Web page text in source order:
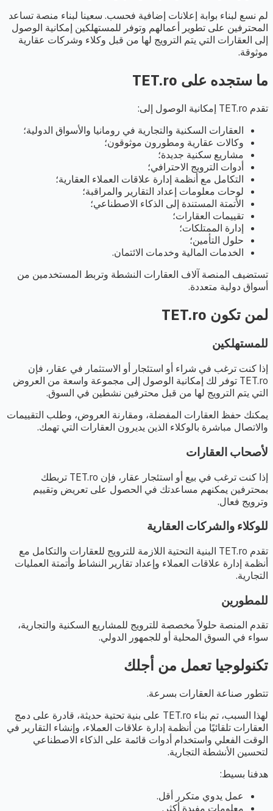
لم نسع لبناء بوابة إعلانات إضافية فحسب. سعينا لبناء منصة تساعد
المحترفين على تطوير أعمالهم وتوفر للمستهلكين إمكانية الوصول
إلى العقارات التي يتم الترويج لها من قبل وكلاء وشركات عقارية
موثوقة.
ما ستجده على TET.ro
تقدم TET.ro إمكانية الوصول إلى:
العقارات السكنية والتجارية في رومانيا والأسواق الدولية؛
وكالات عقارية ومطورون موثوقون؛
مشاريع سكنية جديدة؛
أدوات الترويج الاحترافي؛
التكامل مع أنظمة إدارة علاقات العملاء العقارية؛
لوحات معلومات إعداد التقارير والمراقبة؛
الأتمتة المستندة إلى الذكاء الاصطناعي؛
تقييمات العقارات؛
إدارة الممتلكات؛
حلول التأمين؛
الخدمات المالية وخدمات الائتمان.
تستضيف المنصة آلاف العقارات النشطة وتربط المستخدمين من
أسواق دولية متعددة.
لمن تكون TET.ro
للمستهلكين
إذا كنت ترغب في شراء أو استئجار أو الاستثمار في عقار، فإن
TET.ro توفر لك إمكانية الوصول إلى مجموعة واسعة من العروض
التي يتم الترويج لها من قبل محترفين نشطين في السوق.
يمكنك حفظ العقارات المفضلة، ومقارنة العروض، وطلب التقييمات
والاتصال مباشرة بالوكلاء الذين يديرون العقارات التي تهمك.
لأصحاب العقارات
إذا كنت ترغب في بيع أو استئجار عقار، فإن TET.ro تربطك
بمحترفين يمكنهم مساعدتك في الحصول على تعريض وتقييم
وترويج فعال.
للوكلاء والشركات العقارية
تقدم TET.ro البنية التحتية اللازمة للترويج للعقارات والتكامل مع
أنظمة إدارة علاقات العملاء وإعداد تقارير النشاط وأتمتة العمليات
التجارية.
للمطورين
تقدم المنصة حلولاً مخصصة للترويج للمشاريع السكنية والتجارية،
سواء في السوق المحلية أو للجمهور الدولي.
تكنولوجيا تعمل من أجلك
تتطور صناعة العقارات بسرعة.
لهذا السبب، تم بناء TET.ro على بنية تحتية حديثة، قادرة على دمج
العقارات تلقائيًا من أنظمة إدارة علاقات العملاء، وإنشاء التقارير في
الوقت الفعلي واستخدام أدوات قائمة على الذكاء الاصطناعي
لتحسين الأنشطة التجارية.
هدفنا بسيط:
عمل يدوي متكرر أقل.
معلومات مفيدة أكثر.